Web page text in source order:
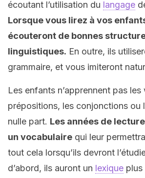
écoutant l’utilisation du langage
Lorsque vous lirez à vos
écouteront de bonnes
linguistiques. En outre, ils
grammaire, et vous imiteront
Les enfants n’apprennent pas les
prépositions, les conjonctions ou
nulle part. Les années de
un vocabulaire qui leur
tout cela lorsqu’ils devront
d’abord, ils auront un lexique plus